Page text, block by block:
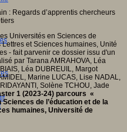
Universités en Sciences de
et Sciences humaines, Unité
- fait parvenir ce dossier issu d'un
par Tarana AMRAHOVA, Léa
Léa DUBREUIL, Margot
Marine LUCAS, Lise NADAL,
Solène TCHOU, Jade
1 (2023-24) parcours «
de l’éducation et de la
humaines, Université de